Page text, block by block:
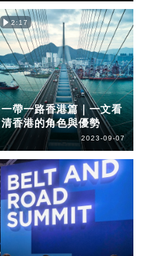
2:17
一帶一路香港篇｜一文看
清香港的角色與優勢
2023-09-07